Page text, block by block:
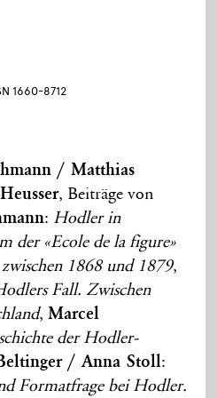
1660-8712
/ Matthias
, Beiträge von
: Hodler in
der «Ecole de la figure»
1868 und 1879,
Fall. Zwischen
,Marcel
der Hodler-
/ Anna Stoll:
Formatfrage bei Hodler.